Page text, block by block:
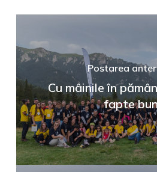
Postarea
Cu mâinile în
fapte